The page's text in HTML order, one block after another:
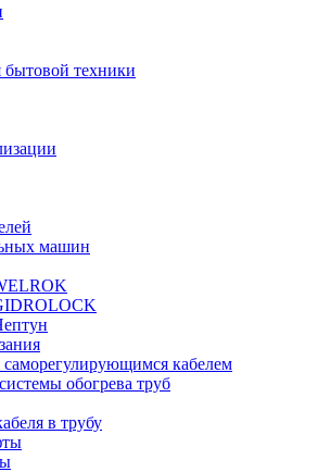
техники
машин
кабелем
обогрева труб
в трубу